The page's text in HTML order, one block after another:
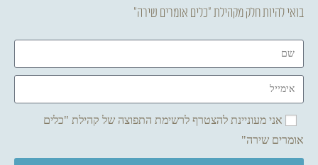
בואי להיות חלק מקהילת "כלים אומרים שירה"
אני מעוניינת להצטרף לרשימת התפוצה של קהילת "כלים
אומרים שירה"